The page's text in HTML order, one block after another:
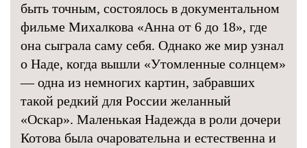
быть точным, состоялось в документальном
фильме Михалкова «Анна от 6 до 18», где
она сыграла саму себя. Однако же мир узнал
о Наде, когда вышли «Утомленные солнцем»
— одна из немногих картин, забравших
такой редкий для России желанный
«Оскар». Маленькая Надежда в роли дочери
Котова была очаровательна и естественна и